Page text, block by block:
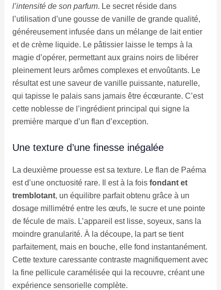
l’intensité de son parfum. Le secret réside dans
l’utilisation d’une gousse de vanille de grande qualité,
généreusement infusée dans un mélange de lait entier
et de crème liquide. Le pâtissier laisse le temps à la
magie d’opérer, permettant aux grains noirs de libérer
pleinement leurs arômes complexes et envoûtants. Le
résultat est une saveur de vanille puissante, naturelle,
qui tapisse le palais sans jamais être écœurante. C’est
cette noblesse de l’ingrédient principal qui signe la
première marque d’un flan d’exception.
Une texture d’une finesse inégalée
La deuxième prouesse est sa texture. Le flan de Paéma
est d’une onctuosité rare. Il est à la fois fondant et
tremblotant, un équilibre parfait obtenu grâce à un
dosage millimétré entre les œufs, le sucre et une pointe
de fécule de maïs. L’appareil est lisse, soyeux, sans la
moindre granularité. À la découpe, la part se tient
parfaitement, mais en bouche, elle fond instantanément.
Cette texture caressante contraste magnifiquement avec
la fine pellicule caramélisée qui la recouvre, créant une
expérience sensorielle complète.